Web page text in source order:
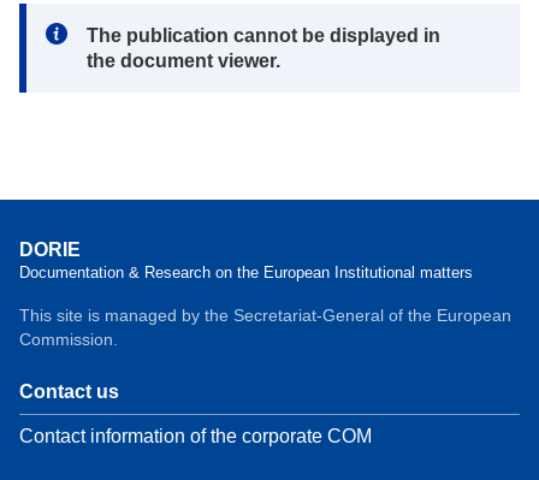
Note:
The publication cannot be displayed in
the document viewer.
DORIE
Documentation & Research on the European Institutional matters
This site is managed by the Secretariat-General of the European
Commission.
Contact us
Contact information of the corporate COM